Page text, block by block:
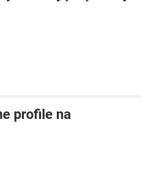
profile na